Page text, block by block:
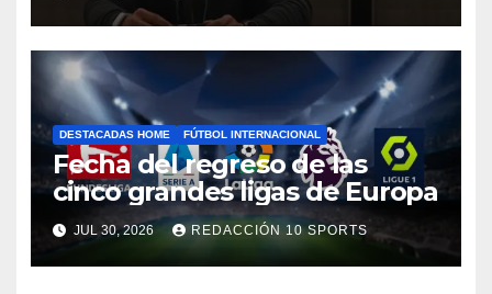
DESTACADAS HOME FÚTBOL INTERNACIONAL
Fecha del regreso de las
cinco grandes ligas de Europa
JUL 30, 2026 REDACCIÓN 10 SPORTS